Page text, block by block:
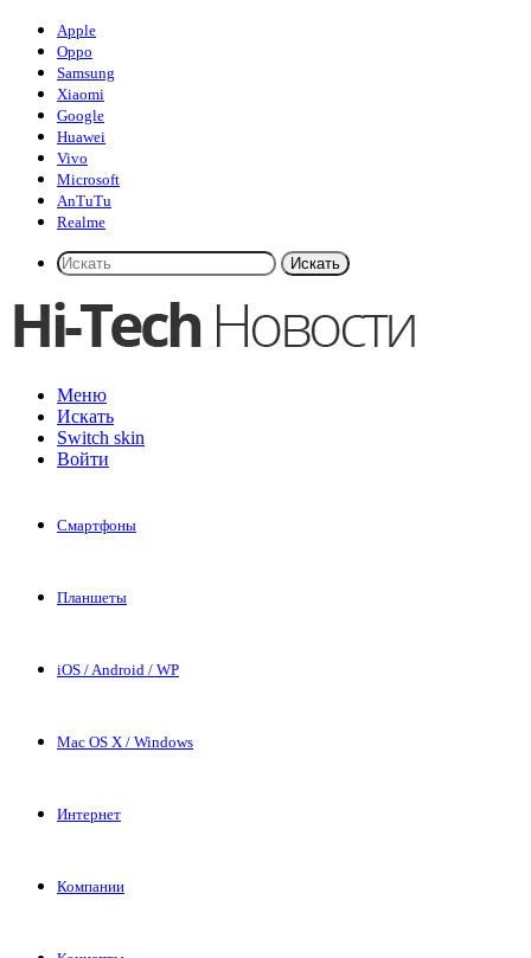
Apple
Oppo
Samsung
Xiaomi
Google
Huawei
Vivo
Microsoft
AnTuTu
Realme
Искать
Меню
Искать
Switch skin
Войти
Смартфоны
Планшеты
iOS / Android / WP
Mac OS X / Windows
Интернет
Компании